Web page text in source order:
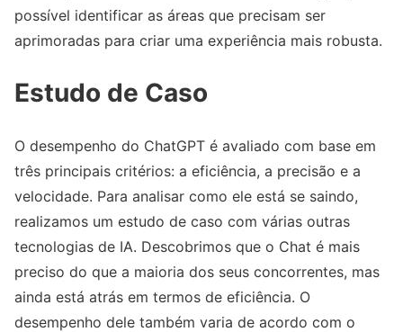
possível identificar as áreas que precisam ser
aprimoradas para criar uma experiência mais robusta.
Estudo de Caso
O desempenho do ChatGPT é avaliado com base em
três principais critérios: a eficiência, a precisão e a
velocidade. Para analisar como ele está se saindo,
realizamos um estudo de caso com várias outras
tecnologias de IA. Descobrimos que o Chat é mais
preciso do que a maioria dos seus concorrentes, mas
ainda está atrás em termos de eficiência. O
desempenho dele também varia de acordo com o